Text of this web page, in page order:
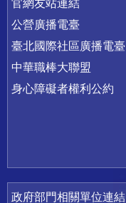
官網友站連結
公營廣播電臺
臺北國際社區廣播電臺
中華職棒大聯盟
身心障礙者權利公約
政府部門相關單位連結